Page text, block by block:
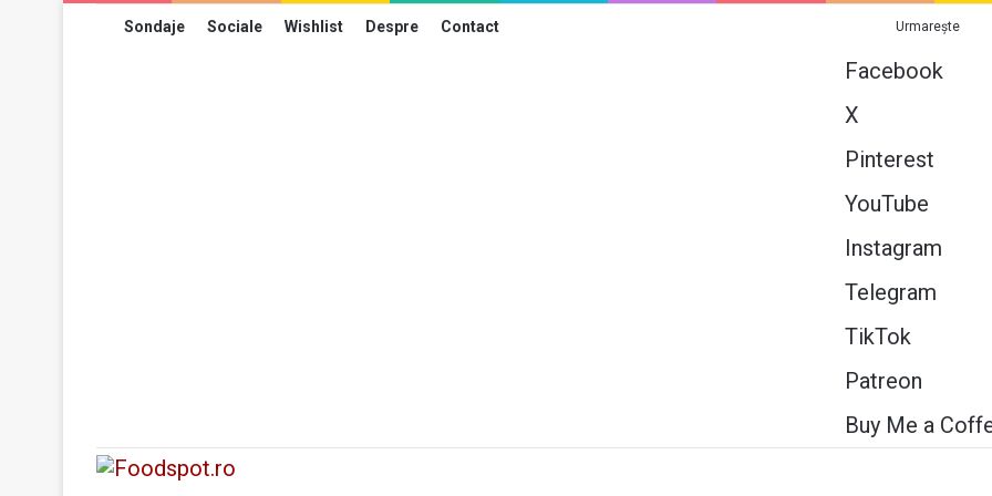
Sondaje Sociale Wishlist Despre Contact Urmarește
Facebook
X
Pinterest
YouTube
Instagram
Telegram
TikTok
Patreon
Buy Me a